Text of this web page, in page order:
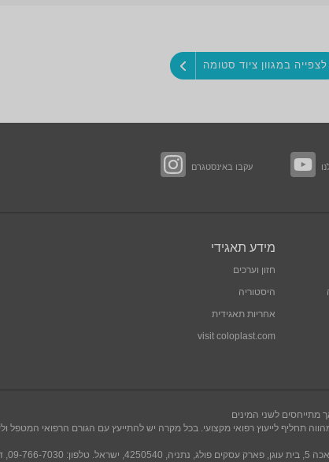
לצפייה במגוון ציוד סטומה
עקבו באינסטגרם
מידע תאגידי
חזון וערכים
היסטוריה
אחריות תאגידית
visit coloplast.com
תחליף לייעוץ רפואי מקצועי. בכל מקרה יש להתייעץ עם הגורם הרפואי המטפל